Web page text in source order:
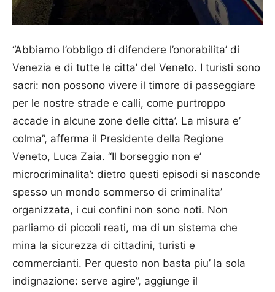
“Abbiamo l’obbligo di difendere l’onorabilita’ di
Venezia e di tutte le citta’ del Veneto. I turisti sono
sacri: non possono vivere il timore di passeggiare
per le nostre strade e calli, come purtroppo
accade in alcune zone delle citta’. La misura e’
colma”, afferma il Presidente della Regione
Veneto, Luca Zaia. “Il borseggio non e’
microcriminalita’: dietro questi episodi si nasconde
spesso un mondo sommerso di criminalita’
organizzata, i cui confini non sono noti. Non
parliamo di piccoli reati, ma di un sistema che
mina la sicurezza di cittadini, turisti e
commercianti. Per questo non basta piu’ la sola
indignazione: serve agire”, aggiunge il